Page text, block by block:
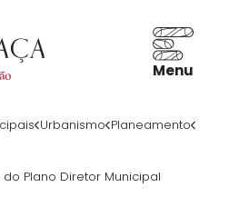
Menu
Urbanismo Planeamento
Plano Diretor Municipal